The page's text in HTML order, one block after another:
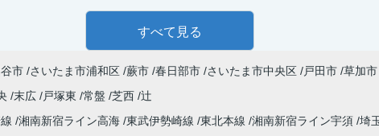
すべて見る
市 さいたま市浦和区 蕨市 春日部市 さいたま市中央区 戸田市 草加市
末広 戸塚東 常盤 芝西 辻
湘南新宿ライン高海 東武伊勢崎線 東北本線 湘南新宿ライン宇須 埼